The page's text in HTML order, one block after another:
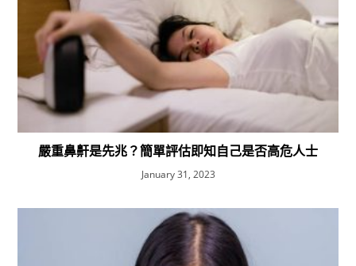
嚴重鼻鼾是先兆？簡單評估即知自己是否高危人士
January 31, 2023